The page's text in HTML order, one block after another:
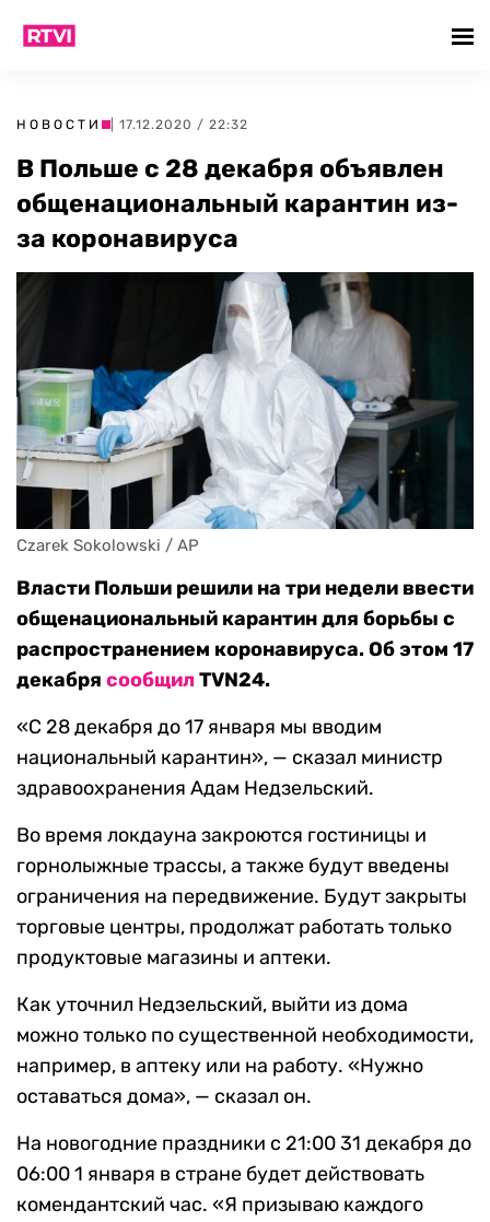
НОВОСТИ | 17.12.2020 / 22:32
В Польше с 28 декабря объявлен
общенациональный карантин из-
за коронавируса
Czarek Sokolowski / AP
Власти Польши решили на три недели ввести
общенациональный карантин для борьбы с
распространением коронавируса. Об этом 17
декабря сообщилTVN24.
«С 28 декабря до 17 января мы вводим
национальный карантин», — сказал министр
здравоохранения Адам Недзельский.
Во время локдауна закроются гостиницы и
горнолыжные трассы, а также будут введены
ограничения на передвижение. Будут закрыты
торговые центры, продолжат работать только
продуктовые магазины и аптеки.
Как уточнил Недзельский, выйти из дома
можно только по существенной необходимости,
например, в аптеку или на работу. «Нужно
оставаться дома», — сказал он.
На новогодние праздники с 21:00 31 декабря до
06:00 1 января в стране будет действовать
комендантский час. «Я призываю каждого